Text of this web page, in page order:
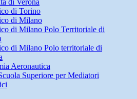
di Verona
di Torino
di Milano
di Milano Polo Territoriale di
di Milano Polo territoriale di
Aeronautica
Superiore per Mediatori